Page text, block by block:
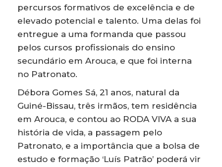
percursos formativos de excelência e de
elevado potencial e talento. Uma delas foi
entregue a uma formanda que passou
pelos cursos profissionais do ensino
secundário em Arouca, e que foi interna
no Patronato.
Débora Gomes Sá, 21 anos, natural da
Guiné-Bissau, três irmãos, tem residência
em Arouca, e contou ao RODA VIVA a sua
história de vida, a passagem pelo
Patronato, e a importância que a bolsa de
estudo e formação ‘Luís Patrão’ poderá vir